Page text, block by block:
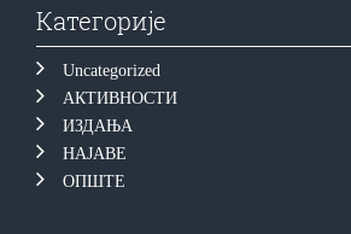
Категорије
Uncategorized
АКТИВНОСТИ
ИЗДАЊА
НАЈАВЕ
ОПШТЕ